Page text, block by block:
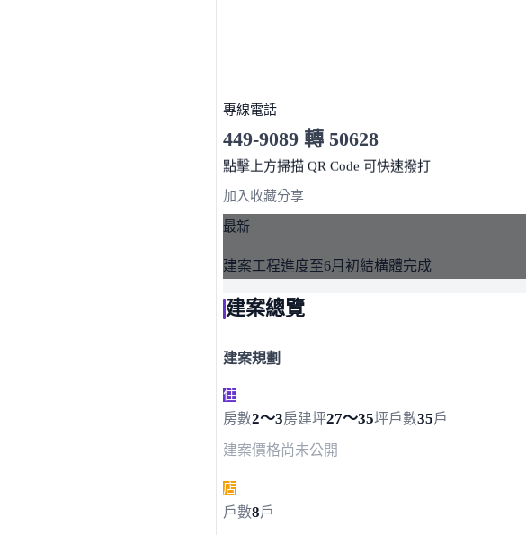
專線電話
449-9089 轉 50628
服務時間 10:00～19:00
加入收藏分享
最新
建案工程進度至6月初結構體完成
建案總覽
建案規劃
住
房數2～3房建坪27～35坪戶數35戶
建案價格尚未公開
店
戶數8戶